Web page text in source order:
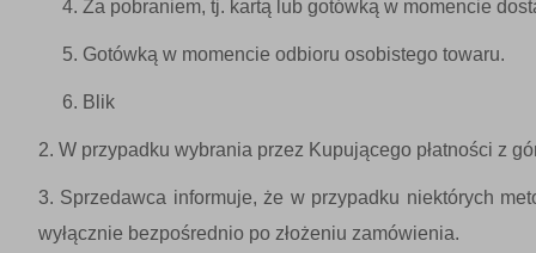
Za pobraniem, tj. kartą lub gotówką w momencie
Gotówką w momencie odbioru osobistego towaru.
Blik
W przypadku wybrania przez Kupującego płatności z
Sprzedawca informuje, że w przypadku niektórych
wyłącznie bezpośrednio po złożeniu zamówienia.